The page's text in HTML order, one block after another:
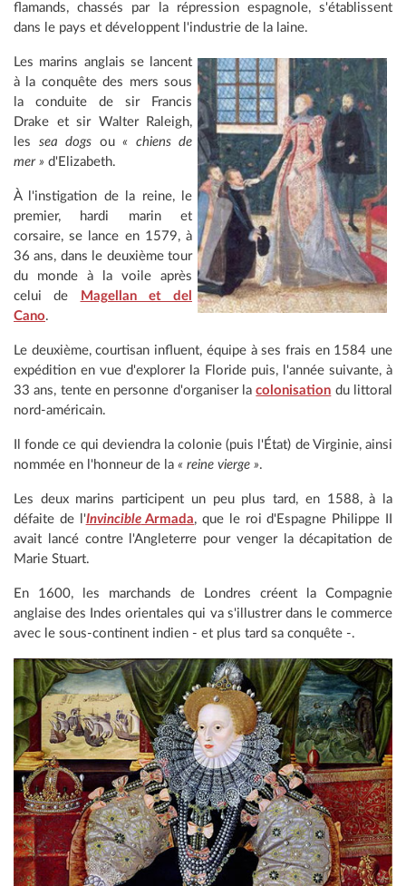
flamands, chassés par la répression espagnole, s'établissent
dans le pays et développent l'industrie de la laine.
Les marins anglais se lancent
à la conquête des mers sous
la conduite de sir Francis
Drake et sir Walter Raleigh,
les sea dogs ou « chiens de
mer » d'Elizabeth.
À l'instigation de la reine, le
premier, hardi marin et
corsaire, se lance en 1579, à
36 ans, dans le deuxième tour
du monde à la voile après
celui de
Magellan et del
Cano.
Le deuxième, courtisan influent, équipe à ses frais en 1584 une
expédition en vue d'explorer la Floride puis, l'année suivante, à
33 ans, tente en personne d'organiser lacolonisation du littoral
nord-américain.
Il fonde ce qui deviendra la colonie (puis l'État) de Virginie, ainsi
nommée en l'honneur de la « reine vierge ».
Les deux marins participent un peu plus tard, en 1588, à la
défaite de l'InvincibleArmada, que le roi d'Espagne Philippe II
avait lancé contre l'Angleterre pour venger la décapitation de
Marie Stuart.
En 1600, les marchands de Londres créent la Compagnie
anglaise des Indes orientales qui va s'illustrer dans le commerce
avec le sous-continent indien - et plus tard sa conquête -.